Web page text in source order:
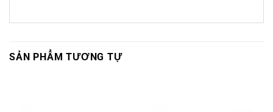
SẢN PHẨM TƯƠNG TỰ